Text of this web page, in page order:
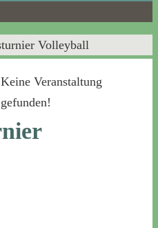
Volleyball
Keine Veranstaltung
gefunden!